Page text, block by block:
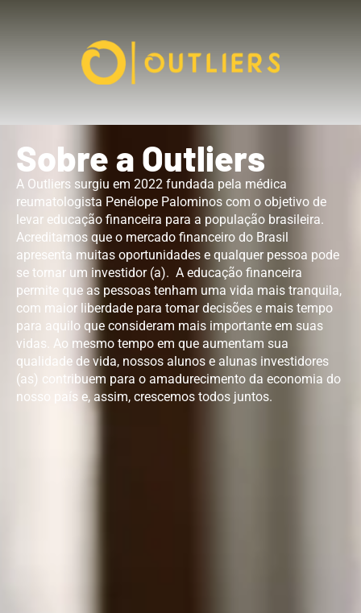
Sobre a Outliers
A Outliers surgiu em 2022 fundada pela médica
reumatologista Penélope Palominos com o objetivo de
levar educação financeira para a população brasileira.
Acreditamos que o mercado financeiro do Brasil
apresenta muitas oportunidades e qualquer pessoa pode
se tornar um investidor (a). A educação financeira
permite que as pessoas tenham uma vida mais tranquila,
com maior liberdade para tomar decisões e mais tempo
para aquilo que consideram mais importante em suas
vidas. Ao mesmo tempo em que aumentam sua
qualidade de vida, nossos alunos e alunas investidores
(as) contribuem para o amadurecimento da economia do
nosso país e, assim, crescemos todos juntos.